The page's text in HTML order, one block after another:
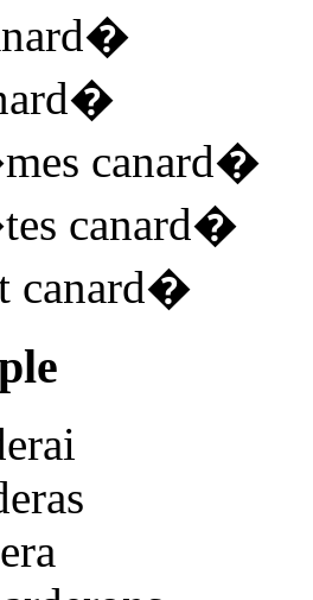
�
�
canard�
canard�
canard�
erai
eras
era